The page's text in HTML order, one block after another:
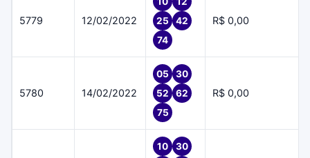
5779 12/02/2022
25
42
74
R$ 0,00
5780 14/02/2022
05
30
52
62
75
R$ 0,00
10
30